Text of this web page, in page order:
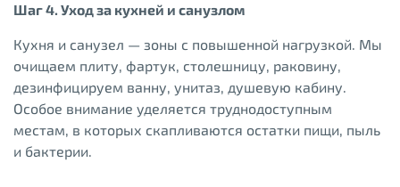
Шаг 4. Уход за кухней и санузлом
Кухня и санузел — зоны с повышенной нагрузкой. Мы
очищаем плиту, фартук, столешницу, раковину,
дезинфицируем ванну, унитаз, душевую кабину.
Особое внимание уделяется труднодоступным
местам, в которых скапливаются остатки пищи, пыль
и бактерии.